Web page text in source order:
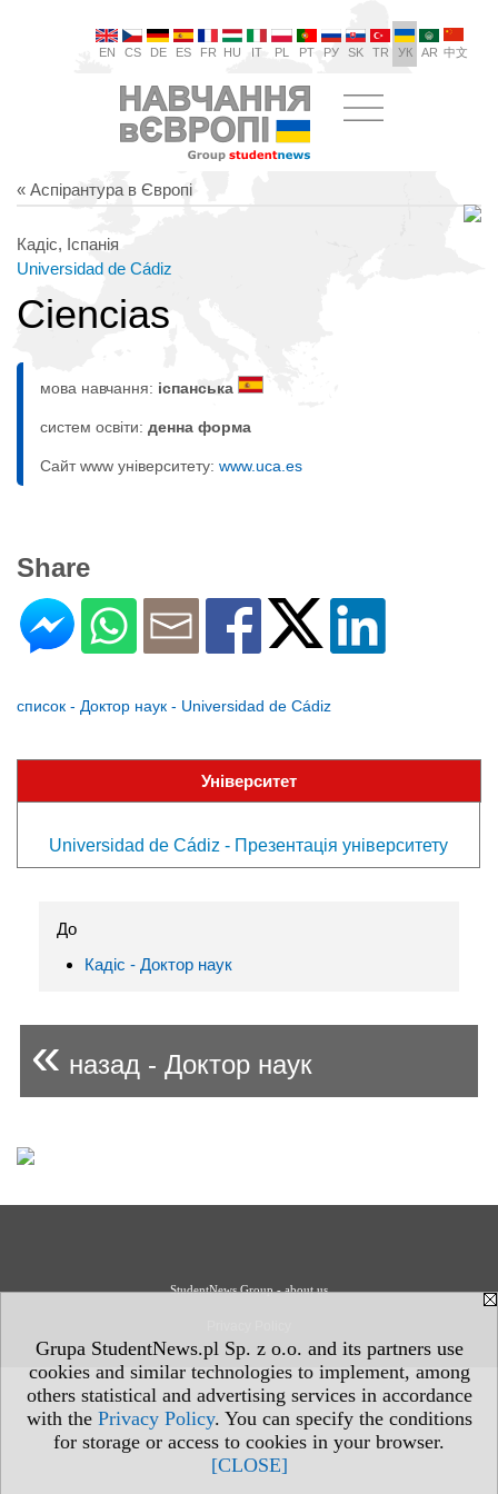
Grupa StudentNews.pl Sp. z o.o. and its partners use
cookies and similar technologies to implement, among
others statistical and advertising services in accordance
with the Privacy Policy. You can specify the conditions
for storage or access to cookies in your browser.
[CLOSE]
EN CS DE ES FR HU IT PL PT РУ SK TR УК AR 中文
« Аспірантура в Європі
Кадіс, Іспанія
Universidad de Cádiz
Ciencias
мова навчання: іспанська
систем освіти: денна форма
Сайт www університету: www.uca.es
Share
список - Доктор наук - Universidad de Cádiz
Університет
Universidad de Cádiz - Презентація університету
До
Кадіс - Доктор наук
« назад - Доктор наук
StudentNews Group - about us